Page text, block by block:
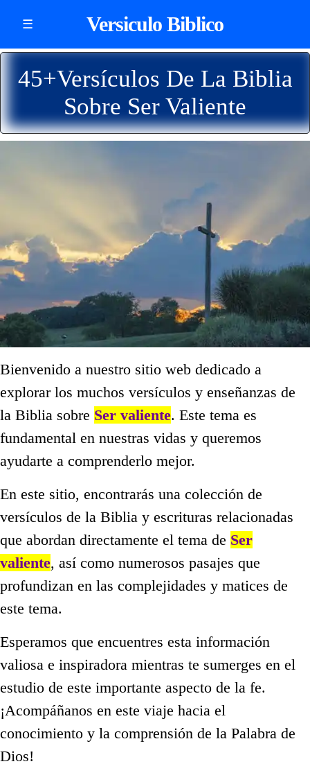
☰ Versiculo Biblico
45+Versículos De La Biblia
Sobre Ser Valiente
Bienvenido a nuestro sitio web dedicado a
explorar los muchos versículos y enseñanzas de
la Biblia sobre Ser valiente. Este tema es
fundamental en nuestras vidas y queremos
ayudarte a comprenderlo mejor.
En este sitio, encontrarás una colección de
versículos de la Biblia y escrituras relacionadas
que abordan directamente el tema de Ser
valiente, así como numerosos pasajes que
profundizan en las complejidades y matices de
este tema.
Esperamos que encuentres esta información
valiosa e inspiradora mientras te sumerges en el
estudio de este importante aspecto de la fe.
¡Acompáñanos en este viaje hacia el
conocimiento y la comprensión de la Palabra de
Dios!